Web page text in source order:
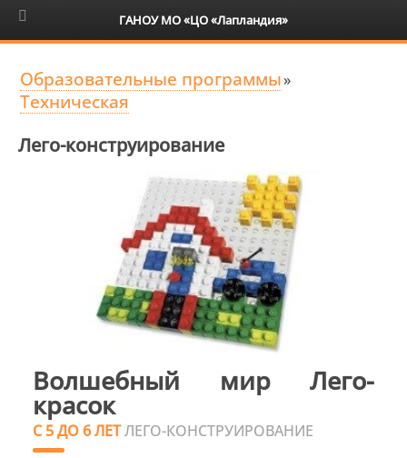
6+
Образовательные программы»
Техническая
Лего-конструирование
Волшебный мир Лего-
красок
С 5 ДО 6 ЛЕТЛЕГО-КОНСТРУИРОВАНИЕ
ГАНОУ МО «ЦО «Лапландия»